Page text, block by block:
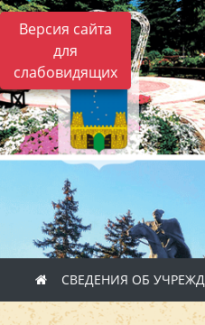
Версия сайта
для
слабовидящих
СВЕДЕНИЯ ОБ